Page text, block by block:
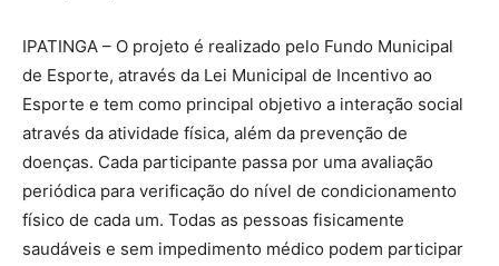
IPATINGA – O projeto é realizado pelo Fundo Municipal
de Esporte, através da Lei Municipal de Incentivo ao
Esporte e tem como principal objetivo a interação social
através da atividade física, além da prevenção de
doenças. Cada participante passa por uma avaliação
periódica para verificação do nível de condicionamento
físico de cada um. Todas as pessoas fisicamente
saudáveis e sem impedimento médico podem participar